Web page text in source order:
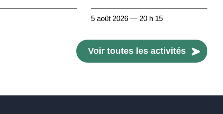
5 août 2026 — 20 h 15
Voir toutes les activités